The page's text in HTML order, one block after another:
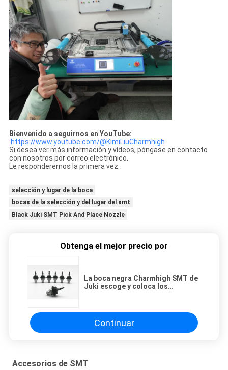
Bienvenido a seguirnos en YouTube:
https://www.youtube.com/@KimiLiuCharmhigh
Si desea ver más información y vídeos, póngase en contacto
con nosotros por correo electrónico.
Le responderemos la primera vez.
selección y lugar de la boca
bocas de la selección y del lugar del smt
Black Juki SMT Pick And Place Nozzle
Obtenga el mejor precio por
La boca negra Charmhigh SMT de
Juki escoge y coloca los
Continuar
Accesorios de SMT